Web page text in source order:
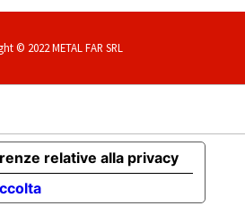
© 2022 METAL FAR SRL
relative alla privacy